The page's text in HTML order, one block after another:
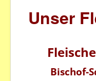
Unser
Bischof-